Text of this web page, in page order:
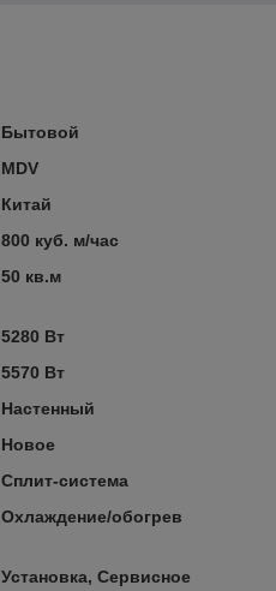
Бытовой
MDV
Китай
800 куб. м/час
50 кв.м
5280 Вт
5570 Вт
Настенный
Новое
Сплит-система
Охлаждение/обогрев
Установка, Сервисное